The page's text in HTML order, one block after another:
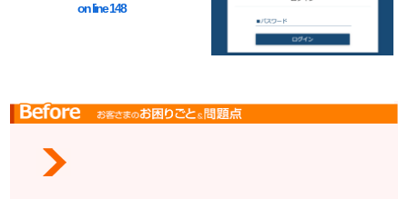
on line148